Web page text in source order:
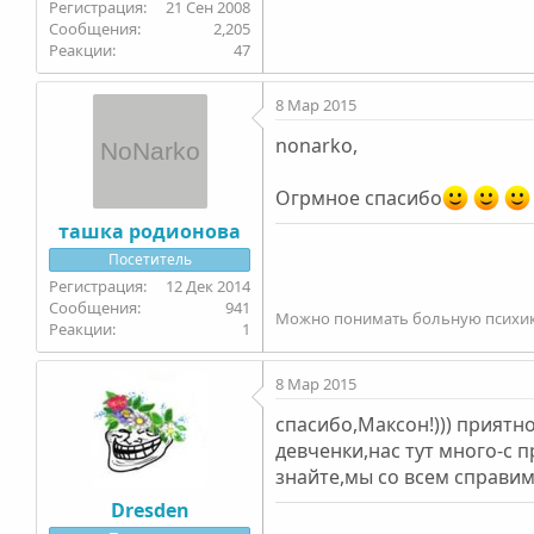
21 Сен 2008
2,205
47
ташка родионова
Посетитель
12 Дек 2014
941
1
8 Мар 2015
nonarko,
Огрмное спасибо
Можно понимать больную
Dresden
8 Мар 2015
спасибо,Максон!)))
девченки,нас тут много-с
знайте,мы со всем